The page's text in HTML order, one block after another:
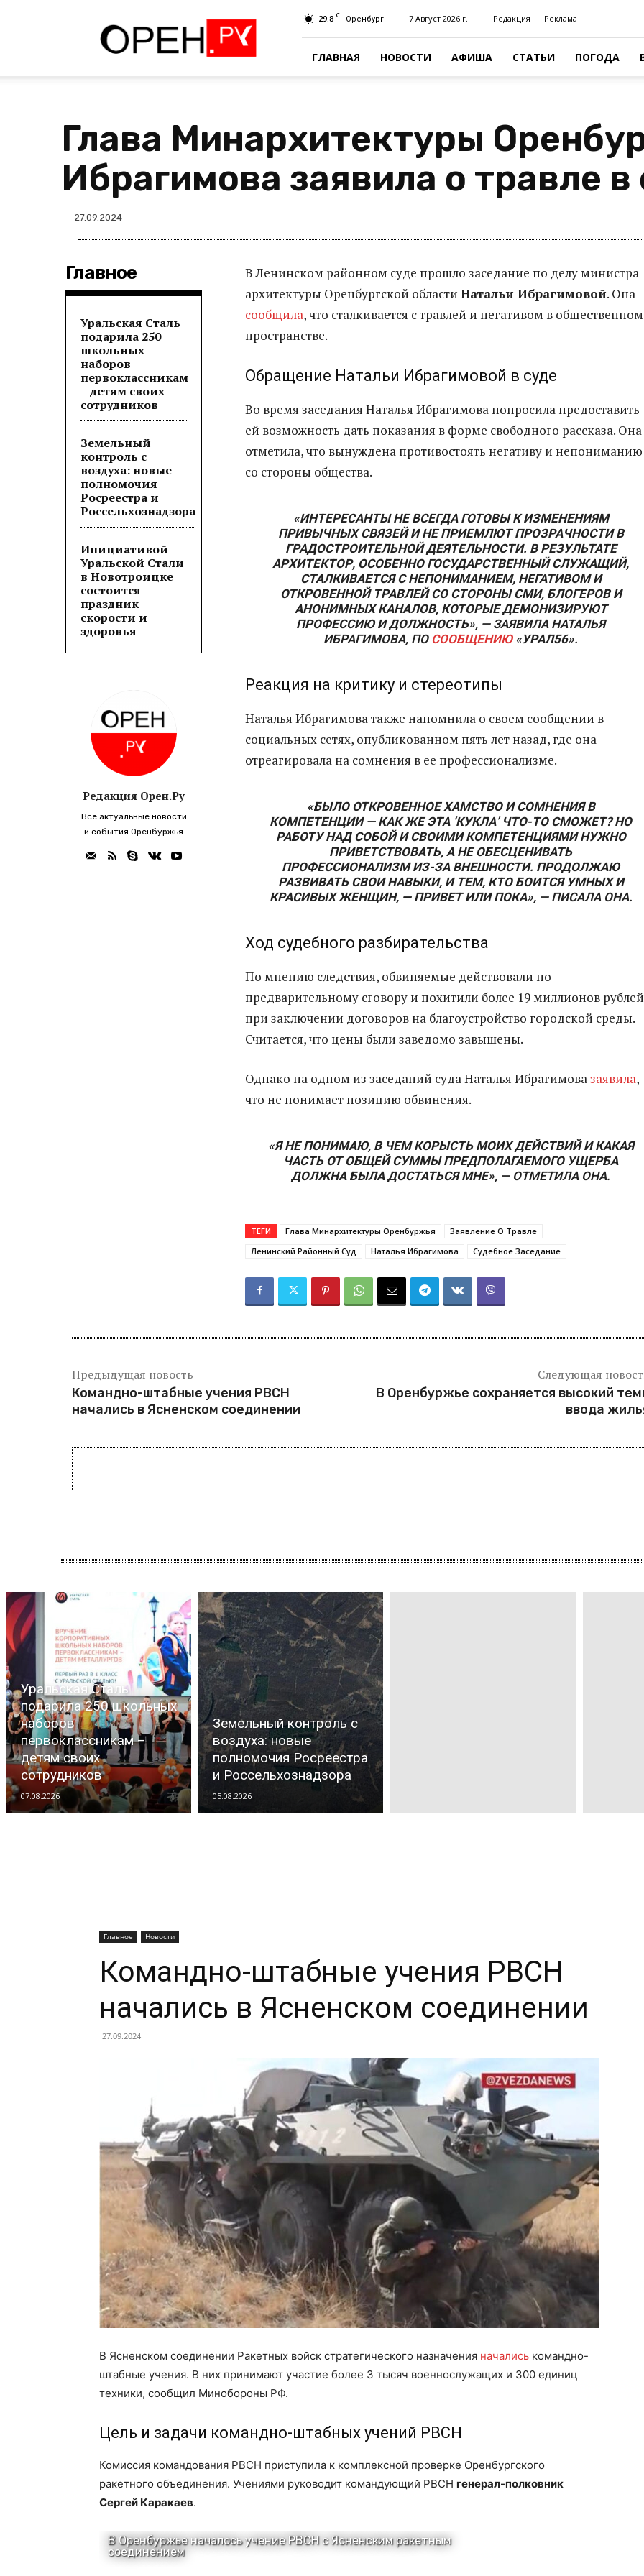
29.8 C Оренбург 7 Август 2026 г. Редакция Реклама
ГЛАВНАЯ НОВОСТИ АФИША СТАТЬИ ПОГОДА
Глава Минархитектуры
Ибрагимова заявила о травле в
27.09.2024
Главное
Уральская Сталь
подарила 250
школьных
наборов
первоклассникам
– детям своих
сотрудников
Земельный
контроль с
воздуха: новые
полномочия
Росреестра и
Россельхознадзора
Инициативой
Уральской Стали
в Новотроицке
состоится
праздник
скорости и
здоровья
Редакция Орен.Ру
Все актуальные новости
и события Оренбуржья
В Ленинском районном суде прошло заседание по делу министра
архитектуры Оренбургской области Натальи Ибрагимовой. Она
сообщила, что сталкивается с травлей и негативом в общественном
пространстве.
Обращение Натальи Ибрагимовой в суде
Во время заседания Наталья Ибрагимова попросила предоставить
ей возможность дать показания в форме свободного рассказа. Она
отметила, что вынуждена противостоять негативу и непониманию
со стороны общества.
«ИНТЕРЕСАНТЫ НЕ ВСЕГДА ГОТОВЫ К ИЗМЕНЕНИЯМ
ПРИВЫЧНЫХ СВЯЗЕЙ И НЕ ПРИЕМЛЮТ ПРОЗРАЧНОСТИ В
ГРАДОСТРОИТЕЛЬНОЙ ДЕЯТЕЛЬНОСТИ. В РЕЗУЛЬТАТЕ
АРХИТЕКТОР, ОСОБЕННО ГОСУДАРСТВЕННЫЙ СЛУЖАЩИЙ,
СТАЛКИВАЕТСЯ С НЕПОНИМАНИЕМ, НЕГАТИВОМ И
ОТКРОВЕННОЙ ТРАВЛЕЙ СО СТОРОНЫ СМИ, БЛОГЕРОВ И
АНОНИМНЫХ КАНАЛОВ, КОТОРЫЕ ДЕМОНИЗИРУЮТ
ПРОФЕССИЮ И ДОЛЖНОСТЬ», — ЗАЯВИЛА НАТАЛЬЯ
ИБРАГИМОВА, ПО СООБЩЕНИЮ «УРАЛ56».
Реакция на критику и стереотипы
Наталья Ибрагимова также напомнила о своем сообщении в
социальных сетях, опубликованном пять лет назад, где она
отреагировала на сомнения в ее профессионализме.
«БЫЛО ОТКРОВЕННОЕ ХАМСТВО И СОМНЕНИЯ В
КОМПЕТЕНЦИИ — КАК ЖЕ ЭТА ‘КУКЛА’ ЧТО-ТО СМОЖЕТ? НО
РАБОТУ НАД СОБОЙ И СВОИМИ КОМПЕТЕНЦИЯМИ НУЖНО
ПРИВЕТСТВОВАТЬ, А НЕ ОБЕСЦЕНИВАТЬ
ПРОФЕССИОНАЛИЗМ ИЗ-ЗА ВНЕШНОСТИ. ПРОДОЛЖАЮ
РАЗВИВАТЬ СВОИ НАВЫКИ, И ТЕМ, КТО БОИТСЯ УМНЫХ И
КРАСИВЫХ ЖЕНЩИН, — ПРИВЕТ ИЛИ ПОКА»,— ПИСАЛА ОНА.
Ход судебного разбирательства
По мнению следствия, обвиняемые действовали по
предварительному сговору и похитили более 19 миллионов рублей
при заключении договоров на благоустройство городской среды.
Считается, что цены были заведомо завышены.
Однако на одном из заседаний суда Наталья Ибрагимовазаявила,
что не понимает позицию обвинения.
«Я НЕ ПОНИМАЮ, В ЧЕМ КОРЫСТЬ МОИХ ДЕЙСТВИЙ И КАКАЯ
ЧАСТЬ ОТ ОБЩЕЙ СУММЫ ПРЕДПОЛАГАЕМОГО УЩЕРБА
ДОЛЖНА БЫЛА ДОСТАТЬСЯ МНЕ», — ОТМЕТИЛА ОНА.
ТЕГИ Глава Минархитектуры Оренбуржья
Заявление О Травле
Ленинский Районный Суд
Наталья Ибрагимова Судебное Заседание
Предыдущая новость
Командно-штабные учения РВСН
начались в Ясненском соединении
Следующая
В Оренбуржье сохраняется высокий
ввода
Уральская Сталь
подарила 250 школьных
наборов
первоклассникам –
детям своих
сотрудников
07.08.2026
Земельный контроль с
воздуха: новые
полномочия Росреестра
и Россельхознадзора
05.08.2026